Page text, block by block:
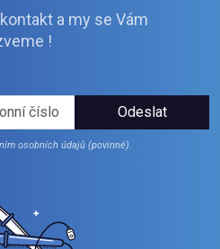
a my se Vám
!
Odeslat
osobních údajů (povinné).